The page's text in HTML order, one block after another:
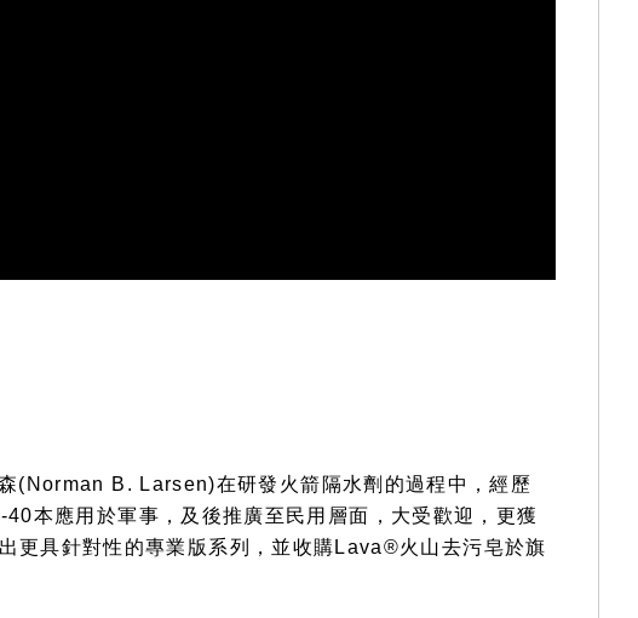
(Norman B. Larsen)在研發火箭隔水劑的過程中，經歷
本應用於軍事，及後推廣至民用層面，大受歡迎，更獲
更具針對性的專業版系列，並收購Lava®️火山去污皂於旗